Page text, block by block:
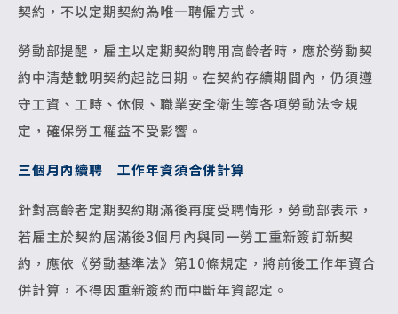
契約，不以定期契約為唯一聘僱方式。
勞動部提醒，雇主以定期契約聘用高齡者時，應於勞動契
約中清楚載明契約起訖日期。在契約存續期間內，仍須遵
守工資、工時、休假、職業安全衛生等各項勞動法令規
定，確保勞工權益不受影響。
三個月內續聘 工作年資須合併計算
針對高齡者定期契約期滿後再度受聘情形，勞動部表示，
若雇主於契約屆滿後3個月內與同一勞工重新簽訂新契
約，應依《勞動基準法》第10條規定，將前後工作年資合
併計算，不得因重新簽約而中斷年資認定。